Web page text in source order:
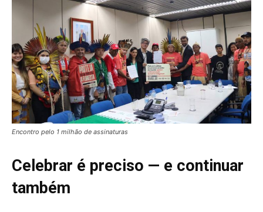
Encontro pelo 1 milhão de assinaturas
Celebrar é preciso — e continuar
também